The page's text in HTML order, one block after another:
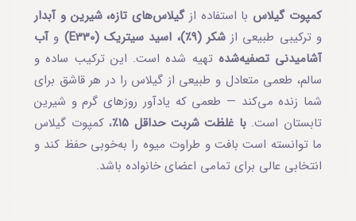
کمپوت گیلاس با استفاده ازگیلاس‌های تازه، شیرین و آبدار
و ترکیبی طبیعی ازشکر (۹٪)، اسید سیتریک (E330) وآب
آشامیدنی تصفیه‌شده تهیه شده است. این ترکیب ساده و
سالم، طعمی متعادل و طبیعی از گیلاس را در هر قاشق برای
شما زنده می‌کند — طعمی که یادآور روزهای گرم و شیرین
تابستان است.با غلظت شربت حداقل ۱۵٪
، کمپوت گیلاس
ما توانسته است بافت و طراوت میوه را به‌خوبی حفظ کند و
انتخابی عالی برای تمامی اعضای خانواده باشد.